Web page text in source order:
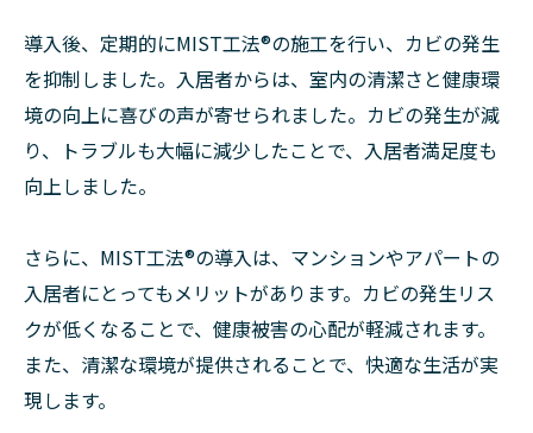
導入後、定期的にMIST工法®︎の施工を行い、カビの発生
を抑制しました。入居者からは、室内の清潔さと健康環
境の向上に喜びの声が寄せられました。カビの発生が減
り、トラブルも大幅に減少したことで、入居者満足度も
向上しました。
さらに、MIST工法®︎の導入は、マンションやアパートの
入居者にとってもメリットがあります。カビの発生リス
クが低くなることで、健康被害の心配が軽減されます。
また、清潔な環境が提供されることで、快適な生活が実
現します。